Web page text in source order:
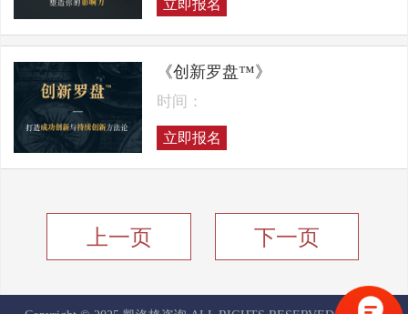
立即报名
《创新罗盘™》
时间：
立即报名
上一页 下一页